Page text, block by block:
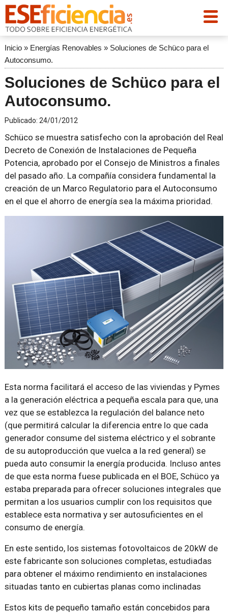
Inicio» Energías Renovables » Soluciones de Schüco para el
Autoconsumo.
Soluciones de Schüco para el
Autoconsumo.
Publicado: 24/01/2012
Schüco se muestra satisfecho con la aprobación del Real
Decreto de Conexión de Instalaciones de Pequeña
Potencia, aprobado por el Consejo de Ministros a finales
del pasado año. La compañía considera fundamental la
creación de un Marco Regulatorio para el Autoconsumo
en el que el ahorro de energía sea la máxima prioridad.
Esta norma facilitará el acceso de las viviendas y Pymes
a la generación eléctrica a pequeña escala para que, una
vez que se establezca la regulación del balance neto
(que permitirá calcular la diferencia entre lo que cada
generador consume del sistema eléctrico y el sobrante
de su autoproducción que vuelca a la red general) se
pueda auto consumir la energía producida. Incluso antes
de que esta norma fuese publicada en el BOE, Schüco ya
estaba preparada para ofrecer soluciones integrales que
permitan a los usuarios cumplir con los requisitos que
establece esta normativa y ser autosuficientes en el
consumo de energía.
En este sentido, los sistemas fotovoltaicos de 20kW de
este fabricante son soluciones completas, estudiadas
para obtener el máximo rendimiento en instalaciones
situadas tanto en cubiertas planas como inclinadas
Estos kits de pequeño tamaño están concebidos para